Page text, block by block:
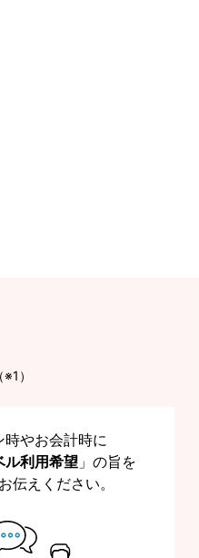
）
時やお会計時に
ル利用希望 」の旨を
伝えください。